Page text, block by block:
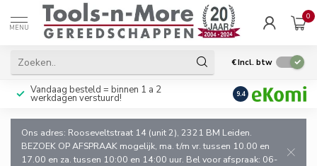
MENU
0
€Incl. btw
Vandaag besteld = binnen 1 a 2
werkdagen verstuurd!
Uitsluitend goede
en de vakman!
9.4
Ons adres: Rooseveltstraat 14 (unit 2), 2321 BM Leiden.
BEZOEK OP AFSPRAAK mogelijk, ma. t/m vr. tussen 10.00 en
17.00 en za. tussen 10:00 en 14:00 uur. Bel voor afspraak: 06-